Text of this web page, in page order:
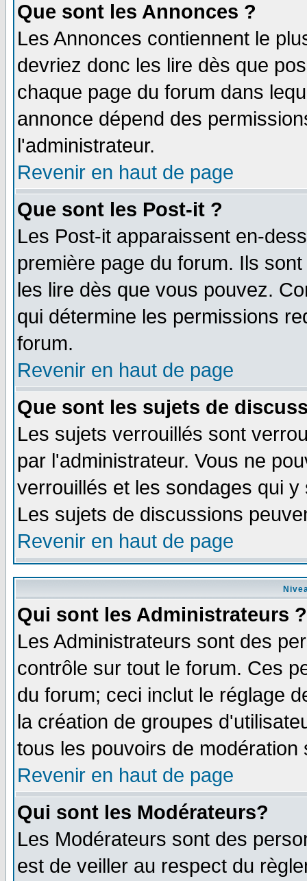
Que sont les Annonces ?
Les Annonces contiennent le
devriez donc les lire dès que
chaque page du forum dans
annonce dépend des
l'administrateur.
Revenir en haut de page
Que sont les Post-it ?
Les Post-it apparaissent en-
première page du forum. Ils
les lire dès que vous pouvez.
qui détermine les permissions
forum.
Revenir en haut de page
Que sont les sujets de
Les sujets verrouillés sont
par l'administrateur. Vous ne
verrouillés et les sondages qui
Les sujets de discussions
Revenir en haut de page
Qui sont les Administrateurs ?
Les Administrateurs sont des
contrôle sur tout le forum. Ces
du forum; ceci inclut le réglage
la création de groupes
tous les pouvoirs de modération
Revenir en haut de page
Qui sont les Modérateurs?
Les Modérateurs sont des
est de veiller au respect du